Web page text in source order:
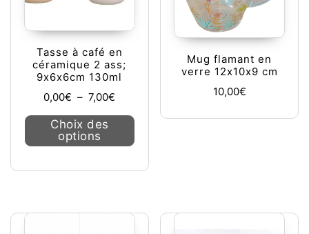
Tasse à café en
céramique 2 ass;
9x6x6cm 130ml
0,00€ – 7,00€ Plage de prix : 0,00€ à 7,00€
Choix des
options
Ce produit a plusieurs variations.
Mug flamant en
verre 12x10x9 cm
10,00€